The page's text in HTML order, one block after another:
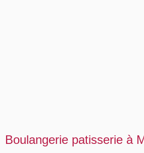
Boulangerie patisserie à